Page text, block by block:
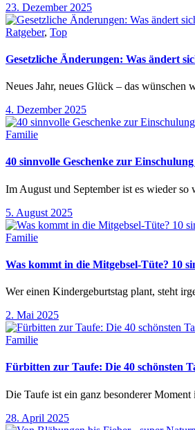
23. Dezember 2025
Ratgeber, Top
Gesetzliche Änderungen: Was ändert
Neues Jahr, neues Glück – das wünschen
4. Dezember 2025
Familie
40 sinnvolle Geschenke zur
Im August und September ist es wieder so
5. August 2025
Familie
Was kommt in die Mitgebsel-Tüte? 10
Wer einen Kindergeburtstag plant, steht
2. Mai 2025
Familie
Fürbitten zur Taufe: Die 40 schönsten
Die Taufe ist ein ganz besonderer Moment
28. April 2025